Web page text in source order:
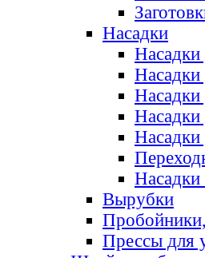
Насадки
Насадки
Насадки
Насадки
Насадки
Насадки
Вырубки
Прессы для